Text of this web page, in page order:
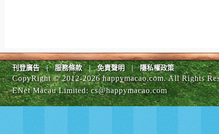
刊登廣告 | 服務條款 | 免責聲明 | 隱私權政策
CopyRight © 2012-2026 happymacao.com. All Rights
ENet Macau Limited:cs@happymacao.com